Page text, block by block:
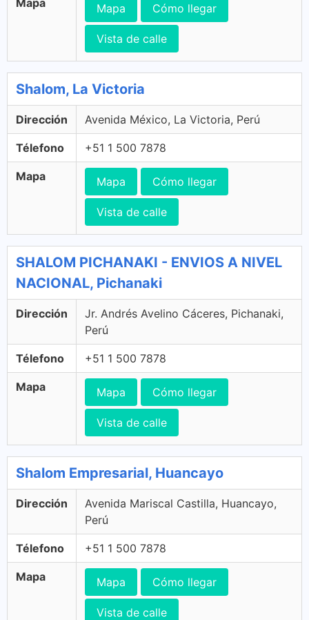
Mapa Mapa Cómo llegar
Vista de calle
Shalom, La Victoria
Dirección Avenida México, La Victoria, Perú
Télefono +51 1 500 7878
Mapa Mapa Cómo llegar
Vista de calle
SHALOM PICHANAKI - ENVIOS A NIVEL
NACIONAL, Pichanaki
Dirección
Jr. Andrés Avelino Cáceres, Pichanaki,
Perú
Télefono +51 1 500 7878
Mapa Mapa Cómo llegar
Vista de calle
Shalom Empresarial, Huancayo
Dirección
Avenida Mariscal Castilla, Huancayo,
Perú
Télefono +51 1 500 7878
Mapa Mapa Cómo llegar
Vista de calle